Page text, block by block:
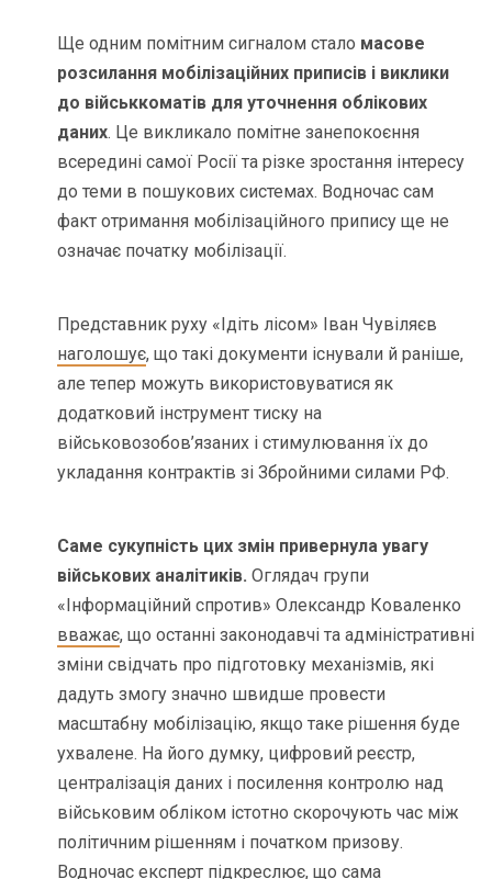
Ще одним помітним сигналом стало масове
розсилання мобілізаційних приписів і виклики
до військкоматів для уточнення облікових
даних. Це викликало помітне занепокоєння
всередині самої Росії та різке зростання інтересу
до теми в пошукових системах. Водночас сам
факт отримання мобілізаційного припису ще не
означає початку мобілізації.
Представник руху «Ідіть лісом» Іван Чувіляєв
наголошує, що такі документи існували й раніше,
але тепер можуть використовуватися як
додатковий інструмент тиску на
військовозобов’язаних і стимулювання їх до
укладання контрактів зі Збройними силами РФ.
Саме сукупність цих змін привернула увагу
військових аналітиків. Оглядач групи
«Інформаційний спротив» Олександр Коваленко
вважає, що останні законодавчі та адміністративні
зміни свідчать про підготовку механізмів, які
дадуть змогу значно швидше провести
масштабну мобілізацію, якщо таке рішення буде
ухвалене. На його думку, цифровий реєстр,
централізація даних і посилення контролю над
військовим обліком істотно скорочують час між
політичним рішенням і початком призову.
Водночас експерт підкреслює, що сама